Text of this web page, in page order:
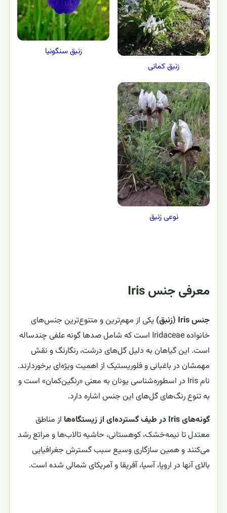
زنبق کمانی
زنبق سنگونیا
نوعی زنبق
معرفی جنس Iris
جنس Iris (زنبق)
یکی از مهم‌ترین و متنوع‌ترین جنس‌های
خانواده Iridaceae است که شامل صدها گونه علفی چندساله
است. این گیاهان به دلیل گل‌های درشت، رنگارنگ و نقش
مهمشان در باغبانی و فلوریستیک از اهمیت ویژه‌ای برخوردارند.
نام Iris در اسطوره‌شناسی یونان به معنی «رنگین‌کمان» است و
به تنوع رنگ‌های گل‌های این جنس اشاره دارد.
گونه‌های Iris در طیف گسترده‌ای از زیستگاه‌ها
از مناطق
معتدل تا نیمه‌خشک، کوهستانی، حاشیه تالاب‌ها و مراتع رشد
می‌کنند و همین سازگاری وسیع سبب گسترش جغرافیایی
بالای آنها در اروپا، آسیا، آفریقا و آمریکای شمالی شده است.